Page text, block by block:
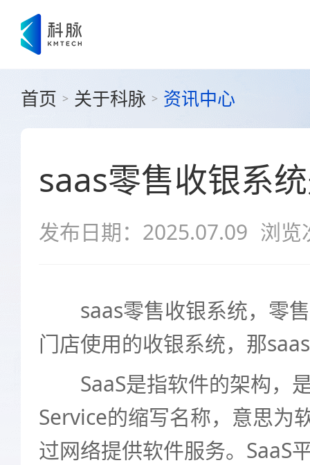
首页 > 关于科脉 > 资讯中心
saas零售收银系
发布日期：2025.07.09 浏览
saas零售收银系统，零售
门店使用的收银系统，那
SaaS是指软件的架构，
Service的缩写名称，意思为
过网络提供软件服务。SaaS